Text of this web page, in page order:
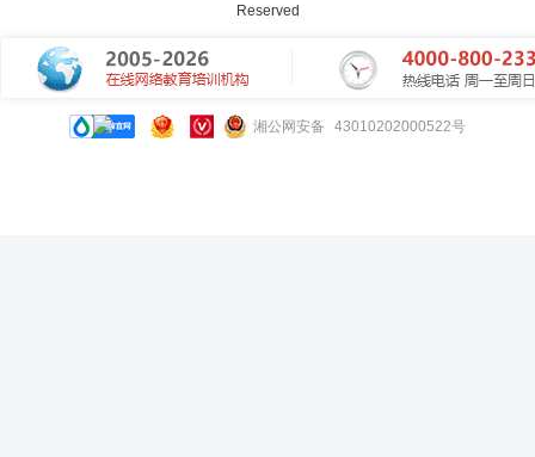
Reserved
湘公网安备 43010202000522号